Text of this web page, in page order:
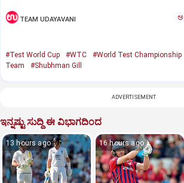
TEAM UDAYAVANI ಅ
#Test World Cup #WTC #World Test Championship
Team
#Shubhman Gill
ADVERTISEMENT
ಇನ್ನಷ್ಟು ಸುದ್ದಿ ಈ ವಿಭಾಗದಿಂದ
13 hours ago 16 hours ago